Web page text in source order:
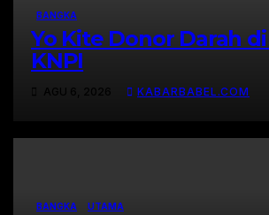
BANGKA
Yo Kite Donor Darah
KNPI
KABARBABEL.COM
BANGKA UTAMA